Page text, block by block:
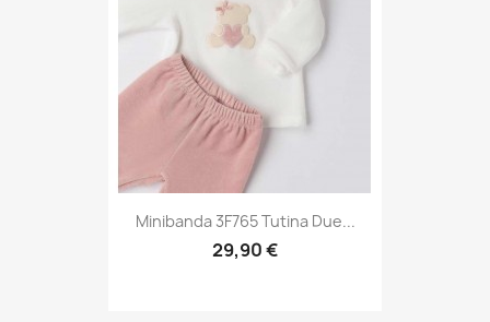
Minibanda 3F765 Tutina Due...
29,90 €